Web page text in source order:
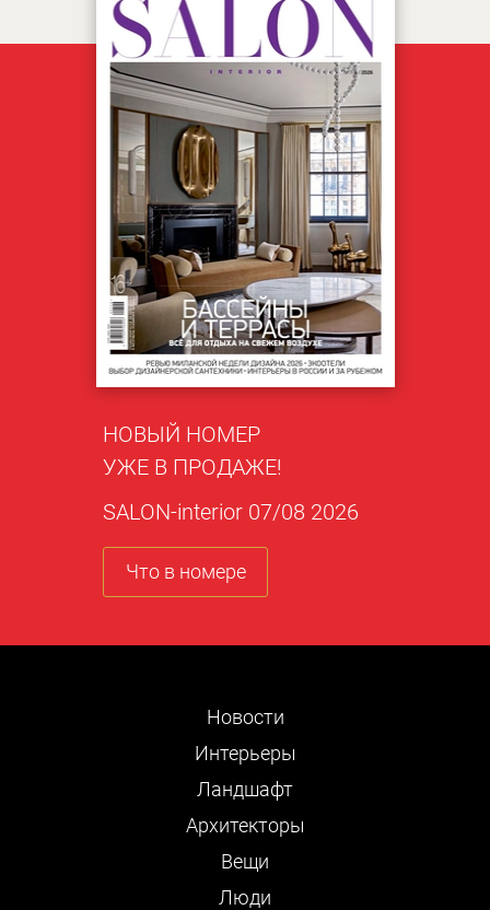
НОВЫЙ НОМЕР
УЖЕ В ПРОДАЖЕ!
SALON-interior 07/08 2026
Что в номере
Новости
Интерьеры
Ландшафт
Архитекторы
Вещи
Люди